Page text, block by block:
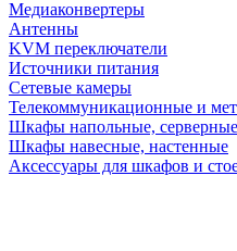
Медиаконвертеры
Антенны
KVM переключатели
Источники питания
Сетевые камеры
Телекоммуникационные и
Шкафы напольные, серверные
Шкафы навесные, настенные
Аксессуары для шкафов и